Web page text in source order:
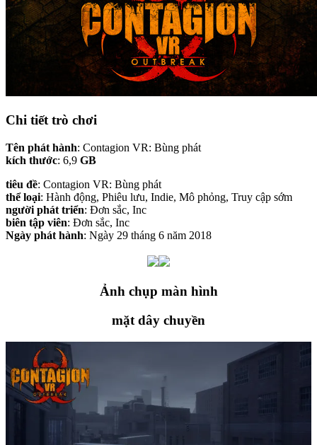
Chi tiết trò chơi
Tên phát hành: Contagion VR: Bùng phát
kích thước: 6,9 GB
tiêu đề: Contagion VR: Bùng phát
thể loại: Hành động, Phiêu lưu, Indie, Mô phỏng, Truy cập sớm
người phát triển: Đơn sắc, Inc
biên tập viên: Đơn sắc, Inc
Ngày phát hành: Ngày 29 tháng 6 năm 2018
Ảnh chụp màn hình
mặt dây chuyền